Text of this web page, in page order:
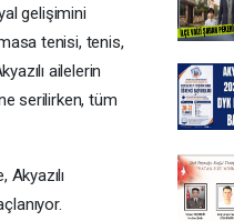
gelişimini
tenisi, tenis,
ailelerin
serilirken, tüm